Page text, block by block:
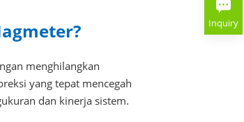
menghilangkan
yang tepat mencegah
dan kinerja sistem.
Inquiry